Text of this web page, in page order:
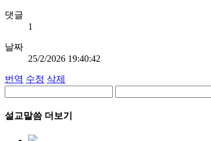
댓글
1
날짜
25/2/2026 19:40:42
번역 수정 삭제
설교말씀 더보기